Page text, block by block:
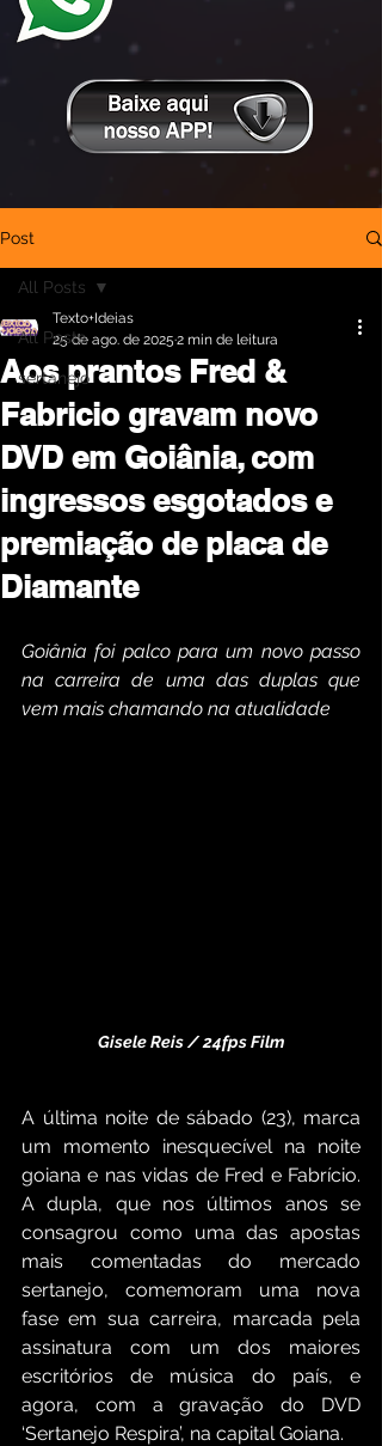
Post
All Posts
sertanejo
All Posts
Aos prantos Fred &
Fabricio gravam novo
DVD em Goiânia, com
ingressos esgotados e
premiação de placa de
Diamante
Texto+Ideias
25 de ago. de 2025 2 min de leitura
Goiânia foi palco para um novo passo
na carreira de uma das duplas que
vem mais chamando na atualidade
Gisele Reis / 24fps Film
A última noite de sábado (23), marca
um momento inesquecível na noite
goiana e nas vidas de Fred e Fabrício.
A dupla, que nos últimos anos se
consagrou como uma das apostas
mais comentadas do mercado
sertanejo, comemoram uma nova
fase em sua carreira, marcada pela
assinatura com um dos maiores
escritórios de música do país, e
agora, com a gravação do DVD
‘Sertanejo Respira’, na capital Goiana.